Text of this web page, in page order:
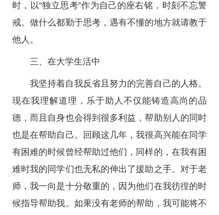
时，以“独立思考”作为自己的座右铭，时刻不忘警
戒。做什么都勤于思考，遇有不懂的地方就请教于
他人。
三、在大学生活中
我坚持着自我反省且努力的完善自己的人格。
现在我理解道理，乐于助人不仅能铸造高尚的品
德，而且自身也会得到很多利益，帮助别人的同时
也是在帮助自己。回顾这几年，我很高兴能在同学
有困难的时候曾经帮助过他们，同样的，在我有困
难时我的同学们也无私的伸出了援助之手。对于老
师，我一向是十分敬重的，因为他们在我彷徨的时
候指导帮助我。如果没有老师的帮助，我可能将不